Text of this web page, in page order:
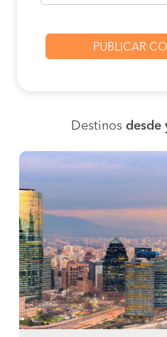
Destinos desde